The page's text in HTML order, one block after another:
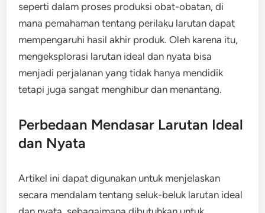
seperti dalam proses produksi obat-obatan, di
mana pemahaman tentang perilaku larutan dapat
mempengaruhi hasil akhir produk. Oleh karena itu,
mengeksplorasi larutan ideal dan nyata bisa
menjadi perjalanan yang tidak hanya mendidik
tetapi juga sangat menghibur dan menantang.
Perbedaan Mendasar Larutan Ideal
dan Nyata
Artikel ini dapat digunakan untuk menjelaskan
secara mendalam tentang seluk-beluk larutan ideal